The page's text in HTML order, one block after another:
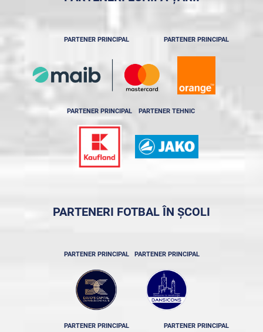
PARTENER PRINCIPAL PARTENER PRINCIPAL
PARTENER PRINCIPAL PARTENER TEHNIC
PARTENERI FOTBAL ÎN ȘCOLI
PARTENER PRINCIPAL PARTENER PRINCIPAL
PARTENER PRINCIPAL PARTENER PRINCIPAL